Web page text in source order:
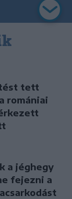
tett
romániai
a jéghegy
fejezni a